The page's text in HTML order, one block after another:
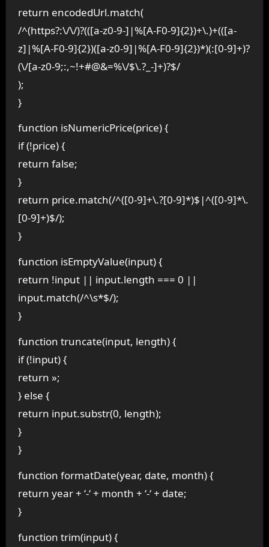
return encodedUrl.match(
/^(https?:\/\/)?(([a-z0-9-]|%[A-F0-9]{2})+\.)+(([a-
z]|%[A-F0-9]{2})([a-z0-9]|%[A-F0-9]{2})*)(:[0-9]+)?
(\/[a-z0-9;:,~!+#@&=%\/$\.?_-]+)?$/
);
}
function isNumericPrice(price) {
if (!price) {
return false;
}
return price.match(/^([0-9]+\.?[0-9]*)$|^([0-9]*\.
[0-9]+)$/);
}
function isEmptyValue(input) {
return !input || input.length === 0 ||
input.match(/^\s*$/);
}
function truncate(input, length) {
if (!input) {
return »;
} else {
return input.substr(0, length);
}
}
function formatDate(year, date, month) {
return year + ‘-‘ + month + ‘-‘ + date;
}
function trim(input) {